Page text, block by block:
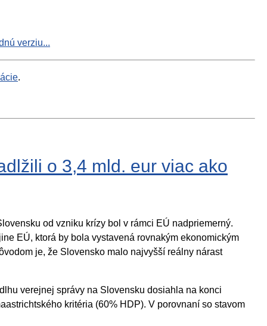
verziu...
.
o 3,4 mld. eur viac ako
od vzniku krízy bol v rámci EÚ nadpriemerný.
EÚ, ktorá by bola vystavená rovnakým ekonomickým
je, že Slovensko malo najvyšší reálny nárast
verejnej správy na Slovensku dosiahla na konci
kritéria (60% HDP). V porovnaní so stavom